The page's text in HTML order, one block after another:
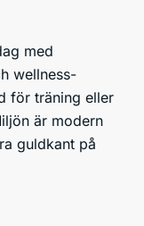
med
wellness-
för träning eller
är modern
guldkant på